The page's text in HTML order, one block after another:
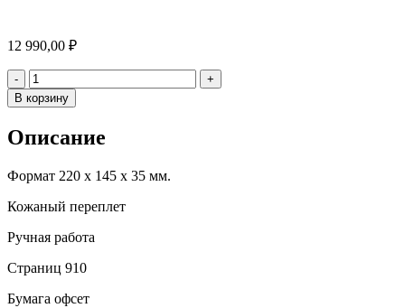
12 990,00 ₽
- Количество
+
В корзину
Описание
Формат 220 х 145 х 35 мм.
Кожаный переплет
Ручная работа
Страниц 910
Бумага офсет